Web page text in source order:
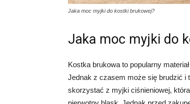
Jaka moc myjki do kostki brukowej?
Jaka moc myjki do
Kostka brukowa to popularny
Jednak z czasem może się brudzić i
skorzystać z myjki ciśnieniowej,